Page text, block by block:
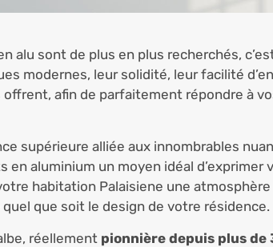
alu sont de plus en plus recherchés,
modernes, leur solidité, leur facilité
offrent, afin de parfaitement répondre à
supérieure alliée aux innombrables
en aluminium un moyen idéal d’exprimer
habitation Palaisiene une
que soit le design de votre résidence.
réellement pionnière depuis plus de